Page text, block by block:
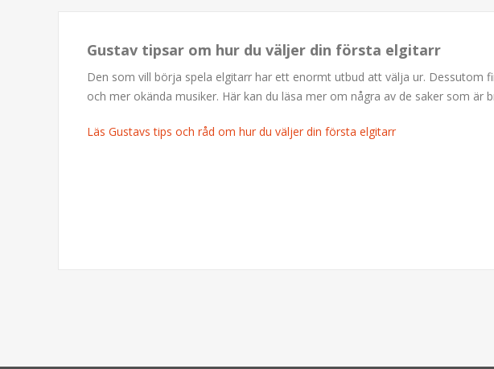
Gustav tipsar om hur du väljer din första elgitarr
Den som vill börja spela elgitarr har ett enormt utbud att välja ur. Dessutom
och mer okända musiker. Här kan du läsa mer om några av de saker som
Läs Gustavs tips och råd om hur du väljer din första elgitarr